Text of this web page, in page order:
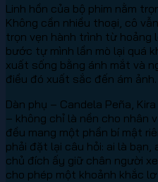
Linh hồn của bộ phim nằm
Không cần nhiều thoại, cô
trọn vẹn hành trình từ hoảng
bước tự mình lần mò lại quá
xuất sống bằng ánh mắt và
điều đó xuất sắc đến ám ảnh.
Dàn phụ – Candela Peña,
– không chỉ là nền cho nhân
đều mang một phần bí mật
phải đặt lại câu hỏi: ai là
chủ đích ấy giữ chân người
cho phép một khoảnh khắc lơ